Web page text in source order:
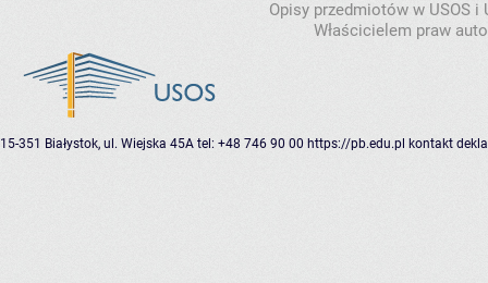
Opisy przedmiotów w USOS
Właścicielem praw
15-351 Białystok, ul. Wiejska 45A tel: +48 746 90 00 https://pb.edu.pl kontakt